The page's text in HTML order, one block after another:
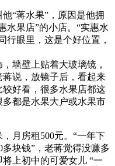
“蒋水果”，原因是他拥
水果店”的小店。“实惠水
行眼里，这是个好位置，
墙壁上贴着大玻璃镜，
说，放镜子后，看起来
好看，很多水果店都这
都是水果大户或水果市
月房租500元。“一年下
块钱”，老蒋觉得没赚多
上初中的可爱女儿 “一